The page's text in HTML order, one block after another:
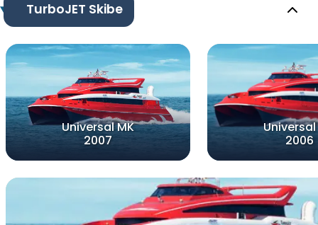
TurboJET Skibe
Universal MK
2007
Universal
2006